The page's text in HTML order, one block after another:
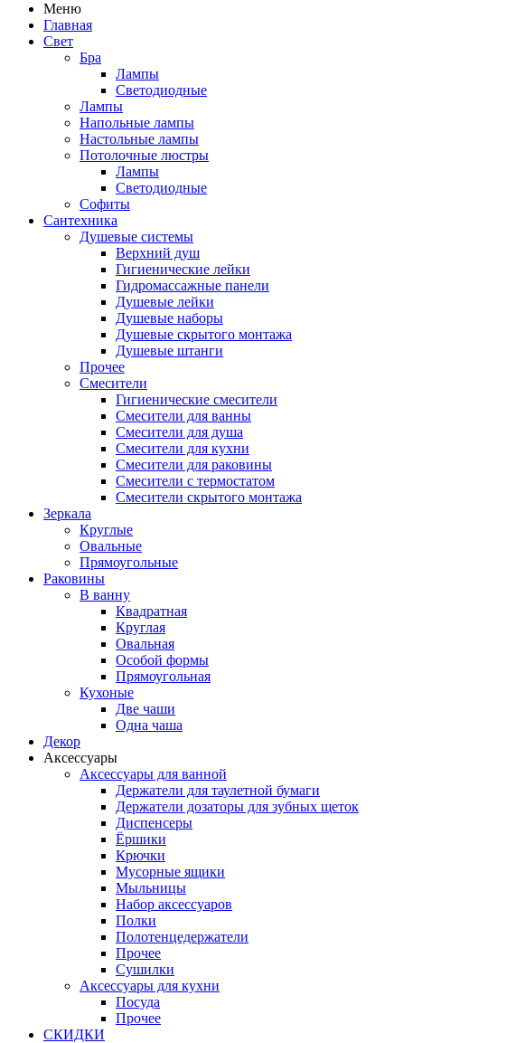
Меню
Главная
Свет
Бра
Лампы
Светодиодные
Лампы
Напольные лампы
Настольные лампы
Потолочные люстры
Лампы
Светодиодные
Софиты
Сантехника
Душевые системы
Верхний душ
Гигиенические лейки
Гидромассажные панели
Душевые лейки
Душевые наборы
Душевые скрытого монтажа
Душевые штанги
Прочее
Смесители
Гигиенические смесители
Смесители для ванны
Смесители для душа
Смесители для кухни
Смесители для раковины
Смесители с термостатом
Смесители скрытого монтажа
Зеркала
Круглые
Овальные
Прямоугольные
Раковины
В ванну
Квадратная
Круглая
Овальная
Особой формы
Прямоугольная
Кухоные
Две чаши
Одна чаша
Декор
Аксессуары
Аксессуары для ванной
Держатели для таулетной бумаги
Держатели дозаторы для зубных щеток
Диспенсеры
Ёршики
Крючки
Мусорные ящики
Мыльницы
Набор аксессуаров
Полки
Полотенцедержатели
Прочее
Сушилки
Аксессуары для кухни
Посуда
Прочее
СКИДКИ